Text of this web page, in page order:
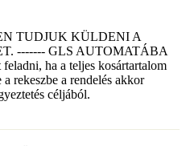
TUDJUK KÜLDENI A
------- GLS AUTOMATÁBA
ha a teljes kosártartalom
rekeszbe a rendelés akkor
céljából.